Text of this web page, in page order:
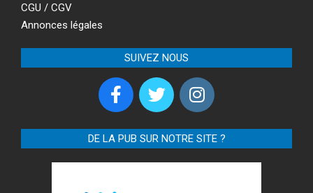
CGU / CGV
Annonces légales
SUIVEZ NOUS
DE LA PUB SUR NOTRE SITE ?